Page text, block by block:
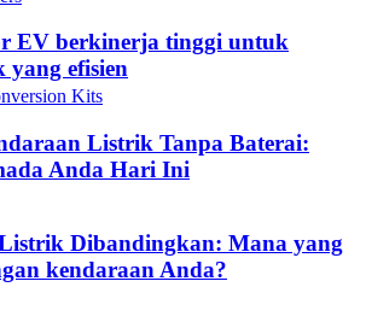
EV berkinerja tinggi untuk
efisien
Listrik Tanpa Baterai:
Anda Hari Ini
Dibandingkan: Mana yang
kendaraan Anda?